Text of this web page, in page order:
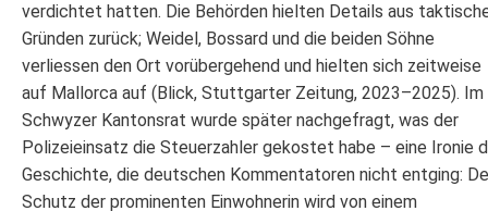
verdichtet hatten. Die Behörden hielten Details aus
Gründen zurück; Weidel, Bossard und die beiden Söhne
verliessen den Ort vorübergehend und hielten sich zeitweise
auf Mallorca auf (Blick, Stuttgarter Zeitung, 2023–2025). Im
Schwyzer Kantonsrat wurde später nachgefragt, was der
Polizeieinsatz die Steuerzahler gekostet habe – eine Ironie
Geschichte, die deutschen Kommentatoren nicht entging:
Schutz der prominenten Einwohnerin wird von einem